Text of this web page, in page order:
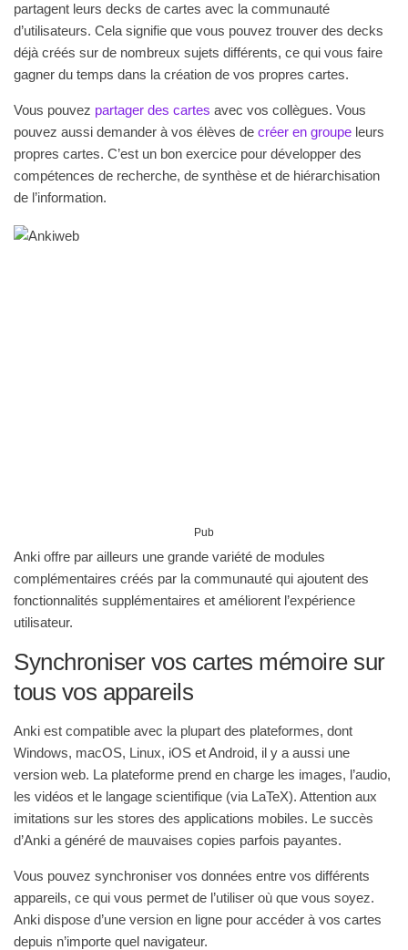
partagent leurs decks de cartes avec la communauté
d’utilisateurs. Cela signifie que vous pouvez trouver des decks
déjà créés sur de nombreux sujets différents, ce qui vous faire
gagner du temps dans la création de vos propres cartes.
Vous pouvez partager des cartes avec vos collègues. Vous
pouvez aussi demander à vos élèves de créer en groupe leurs
propres cartes. C’est un bon exercice pour développer des
compétences de recherche, de synthèse et de hiérarchisation
de l’information.
Pub
Anki offre par ailleurs une grande variété de modules
complémentaires créés par la communauté qui ajoutent des
fonctionnalités supplémentaires et améliorent l’expérience
utilisateur.
Synchroniser vos cartes mémoire sur
tous vos appareils
Anki est compatible avec la plupart des plateformes, dont
Windows, macOS, Linux, iOS et Android, il y a aussi une
version web. La plateforme prend en charge les images, l’audio,
les vidéos et le langage scientifique (via LaTeX). Attention aux
imitations sur les stores des applications mobiles. Le succès
d’Anki a généré de mauvaises copies parfois payantes.
Vous pouvez synchroniser vos données entre vos différents
appareils, ce qui vous permet de l’utiliser où que vous soyez.
Anki dispose d’une version en ligne pour accéder à vos cartes
depuis n’importe quel navigateur.